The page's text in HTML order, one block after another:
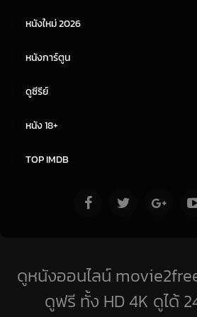
หนังใหม่ 2026
หนังการ์ตูน
ดูซีรีย์
หนัง 18+
TOP IMDB
ดูหนังออนไลน์
ดูฟรี ทั้ง HD 4K ดูได้